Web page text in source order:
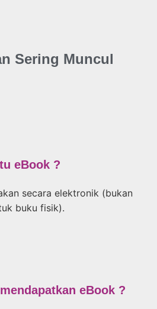
Sering Muncul
eBook ?
secara elektronik (bukan
buku fisik).
eBook ?